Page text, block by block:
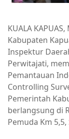
KUALA
Kabupaten
Inspektur
Perwitajati,
Pemantauan
Controlling
Pemerintah
berlangsung di
Pemuda Km